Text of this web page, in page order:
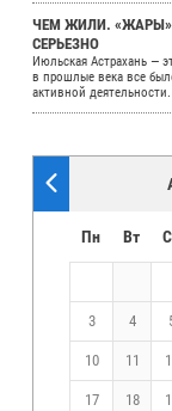
ЧЕМ ЖИЛИ. «ЖАРЫ»
СЕРЬЕЗНО
Июльская Астрахань —
в прошлые века все
активной
Пн Вт
3 4
10 11
17 18